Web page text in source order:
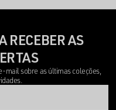
RECEBER AS
mail sobre as últimas coleções,